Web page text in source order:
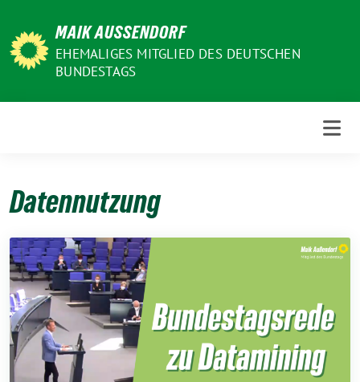
zum
Inhalt
MAIK AUSSENDORF
EHEMALIGES MITGLIED DES DEUTSCHEN
BUNDESTAGS
Datennutzung